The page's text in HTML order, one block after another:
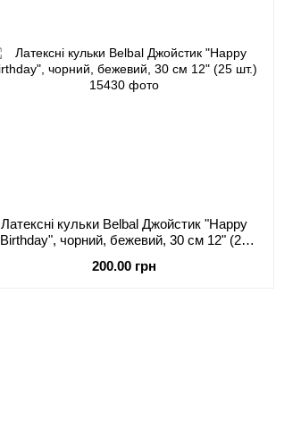
Латексні кульки Belbal Джойстик "Happy
Birthday", чорний, бежевий, 30 см 12" (25
200.00 грн